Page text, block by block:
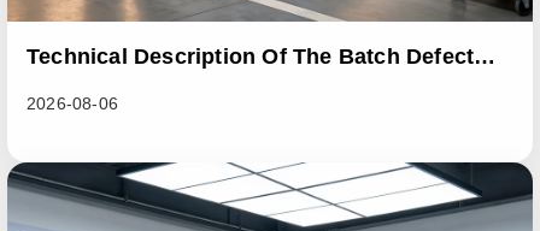
Technical Description Of The Batch Defect
2026-08-06